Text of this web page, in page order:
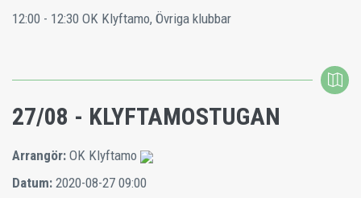
12:00 - 12:30 OK Klyftamo, Övriga klubbar
27/08 - KLYFTAMOSTUGAN
Arrangör: OK Klyftamo
Datum: 2020-08-27 09:00